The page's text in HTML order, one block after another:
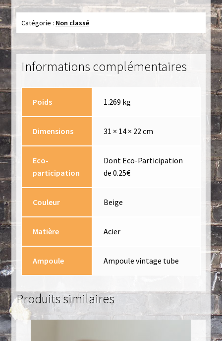
Catégorie : Non classé
Informations complémentaires
Poids 1.269 kg
Dimensions 31 × 14 × 22 cm
Eco-
participation
Dont Eco-Participation
de 0.25€
Couleur Beige
Matière Acier
Ampoule Ampoule vintage tube
Produits similaires